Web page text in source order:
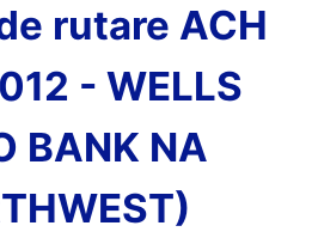
rutare ACH
- WELLS
BANK NA